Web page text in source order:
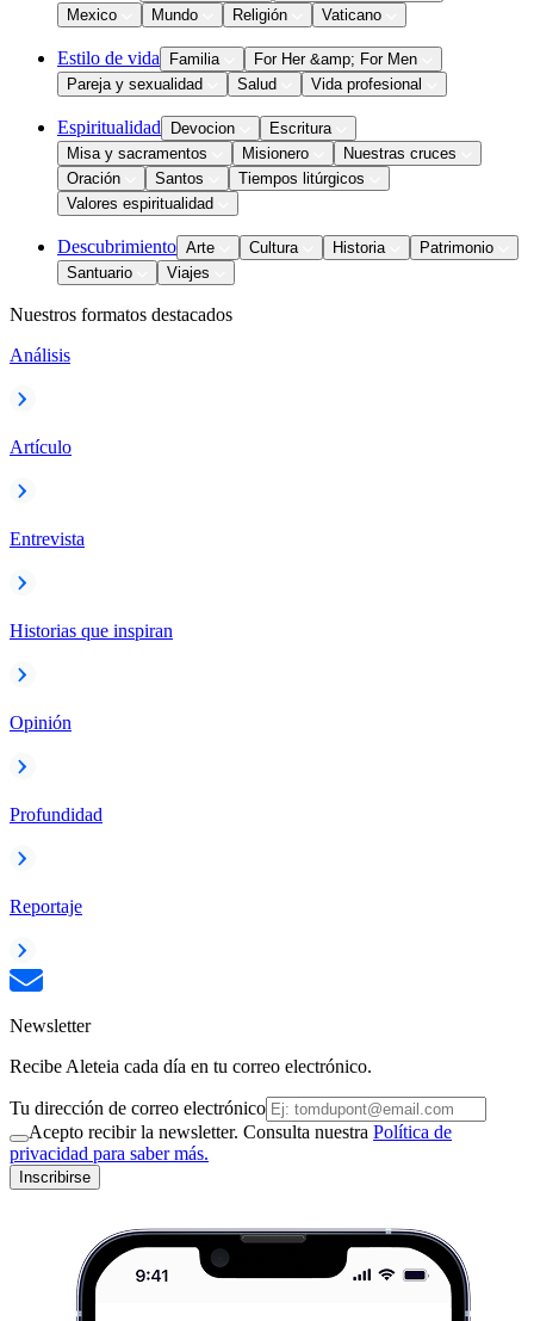
Mexico
Mundo Religión Vaticano
Estilo de vida Familia
For Her &amp; For Men
Pareja y sexualidad
Salud Vida profesional
Espiritualidad Devocion
Escritura
Misa y sacramentos
Misionero
Nuestras cruces
Oración
Santos
Tiempos litúrgicos
Valores espiritualidad
Descubrimiento Arte Cultura Historia
Patrimonio
Santuario
Viajes
Nuestros formatos destacados
Análisis
Artículo
Entrevista
Historias que inspiran
Opinión
Profundidad
Reportaje
Newsletter
Recibe Aleteia cada día en tu correo electrónico.
Tu dirección de correo electrónico
Acepto recibir la newsletter. Consulta nuestra Política de
privacidad para saber más.
Inscribirse